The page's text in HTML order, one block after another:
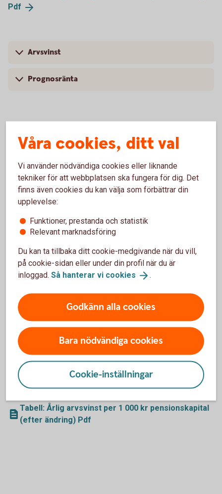
Pdf
Arvsvinst
Prognosränta
Arvsvinsttilldelning före och efter
Arvsvinsttilldelning före 2023-10-01
Tabellen nedan visar storlek på årlig arvsvinst per 1 000
2023-09-30 för försäkringar som saknar
återbetalningsskydd.
Tabell: Årlig arvsvinst per 1 000 kr pensionskapital
(före ändring) Pdf
Arvsvinsttilldelning efter 2023-10-01
Tabellen nedan visar storleken på årlig arvsvinst per 1 000
SEK i pensionskapital för respektive ålder från och med
2023-10-01 för försäkringar som saknar
återbetalningsskydd. Arvsvinsterna nedan är beräknade
utifrån generationsdödlighet dvs. varje ålder tillhör sin egen
generation.
Tabell: Årlig arvsvinst per 1 000 kr pensionskapital
(efter ändring) Pdf
Våra cookies, ditt val
Vi använder nödvändiga cookies eller liknande
tekniker för att webbplatsen ska fungera för dig. Det
finns även cookies du kan välja som förbättrar din
upplevelse:
Funktioner, prestanda och statistik
Relevant marknadsföring
Du kan ta tillbaka ditt cookie-medgivande när du vill,
på cookie-sidan eller under din profil när du är
inloggad. Så hanterar vi cookies .
Godkänn alla cookies
Bara nödvändiga cookies
Cookie-inställningar